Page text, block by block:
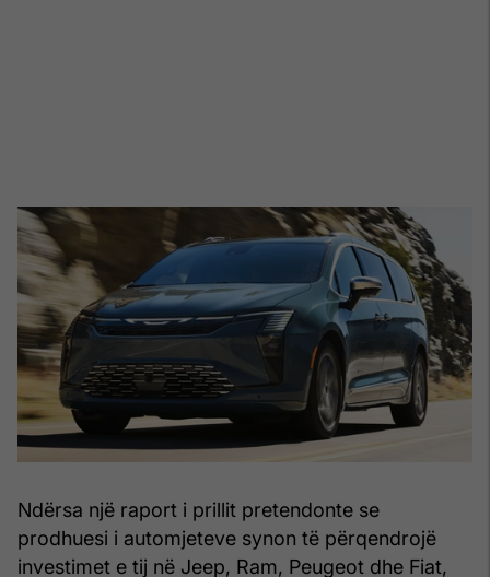
Ndërsa një raport i prillit pretendonte se
prodhuesi i automjeteve synon të përqendrojë
investimet e tij në Jeep, Ram, Peugeot dhe Fiat,